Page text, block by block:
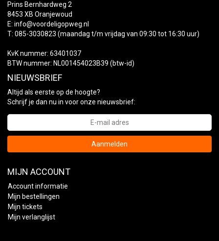
Prins Bernhardweg 2
8453 XB Oranjewoud
E: info@voordeligopweg.nl
T: 085-3030823 (maandag t/m vrijdag van 09:30 tot 16:30 uur)
KvK nummer: 63401037
BTW nummer: NL001454023B39 (btw-id)
NIEUWSBRIEF
Altijd als eerste op de hoogte?
Schrijf je dan nu in voor onze nieuwsbrief:
Aanmelden
MIJN ACCOUNT
Account informatie
Mijn bestellingen
Mijn tickets
Mijn verlanglijst